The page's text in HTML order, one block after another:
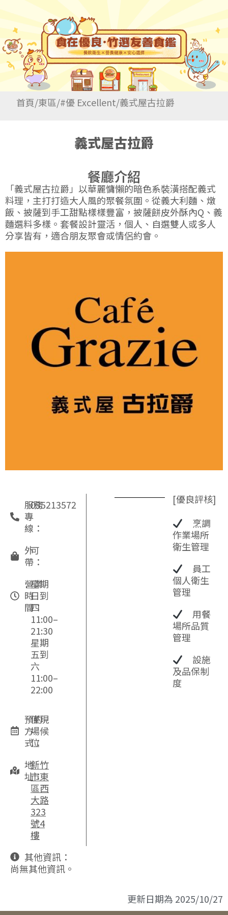
首頁/東區/#優 Excellent/義式屋古拉爵
義式屋古拉爵
餐廳介紹
「義式屋古拉爵」以華麗慵懶的暗色系裝潢搭配義式
料理，主打打造大人風的聚餐氛圍。從義大利麵、燉
飯、披薩到手工甜點樣樣豐富，披薩餅皮外酥內Q、義
麵選料多樣。套餐設計靈活，個人、自選雙人或多人
分享皆有，適合朋友聚會或情侶約會。
服務
專
線：
035213572
外
帶：
可
營業
時
間：
星期
日到
四
11:00–
21:30
星期
五到
六
11:00–
22:00
預約
方
式：
僅現
場候
位
地
址：
新竹
市東
區西
大路
323
號4
樓
[優良評核]
烹調
作業場所
衛生管理
員工
個人衛生
管理
用餐
場所品質
管理
設施
及品保制
度
其他資訊：
尚無其他資訊。
更新日期為 2025/10/27